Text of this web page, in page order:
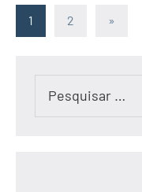
Paginação
conteúdos
1 2
Artigos
»